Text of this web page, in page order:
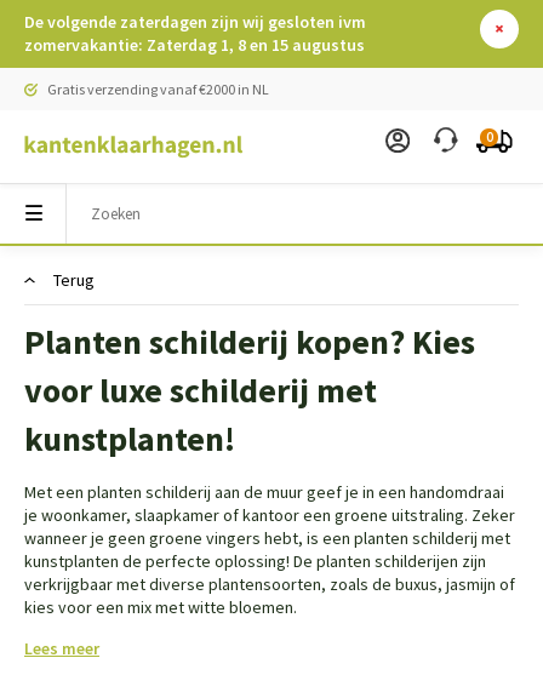
De volgende zaterdagen zijn wij gesloten ivm
zomervakantie: Zaterdag 1, 8 en 15 augustus
Gratis verzending vanaf €2000 in NL
0
Terug
Planten schilderij kopen? Kies
voor luxe schilderij met
kunstplanten!
Met een planten schilderij aan de muur geef je in een handomdraai
je woonkamer, slaapkamer of kantoor een groene uitstraling. Zeker
wanneer je geen groene vingers hebt, is een planten schilderij met
kunstplanten de perfecte oplossing! De planten schilderijen zijn
verkrijgbaar met diverse plantensoorten, zoals de buxus, jasmijn of
kies voor een mix met witte bloemen.
Lees meer